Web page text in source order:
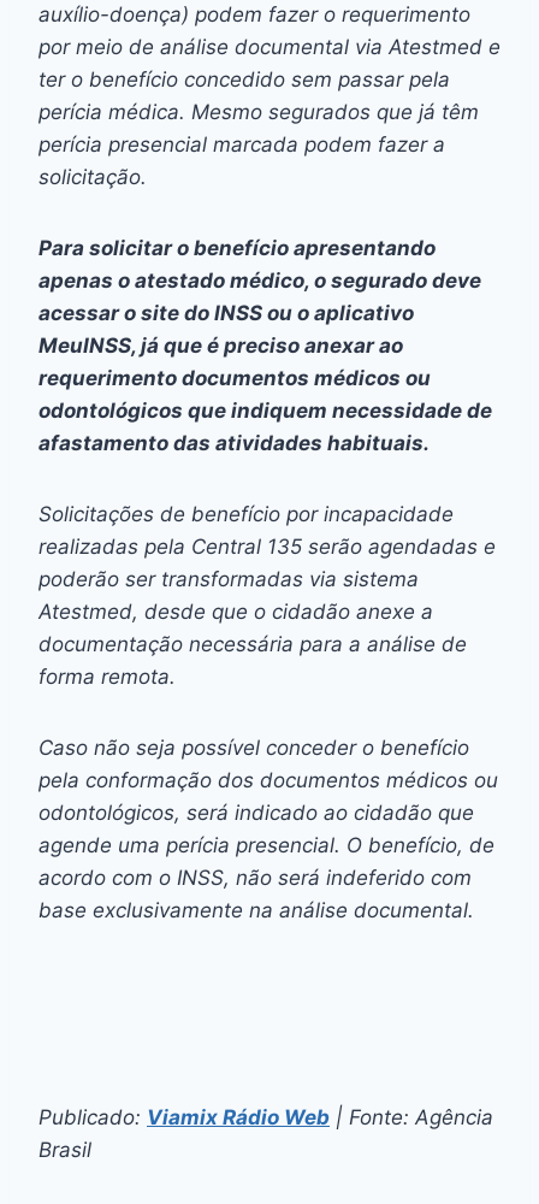
auxílio-doença) podem fazer o requerimento
por meio de análise documental via Atestmed e
ter o benefício concedido sem passar pela
perícia médica. Mesmo segurados que já têm
perícia presencial marcada podem fazer a
solicitação.
Para solicitar o benefício apresentando
apenas o atestado médico, o segurado deve
acessar o site do INSS ou o aplicativo
MeuINSS, já que é preciso anexar ao
requerimento documentos médicos ou
odontológicos que indiquem necessidade de
afastamento das atividades habituais.
Solicitações de benefício por incapacidade
realizadas pela Central 135 serão agendadas e
poderão ser transformadas via sistema
Atestmed, desde que o cidadão anexe a
documentação necessária para a análise de
forma remota.
Caso não seja possível conceder o benefício
pela conformação dos documentos médicos ou
odontológicos, será indicado ao cidadão que
agende uma perícia presencial. O benefício, de
acordo com o INSS, não será indeferido com
base exclusivamente na análise documental.
Publicado: Viamix Rádio Web | Fonte: Agência
Brasil